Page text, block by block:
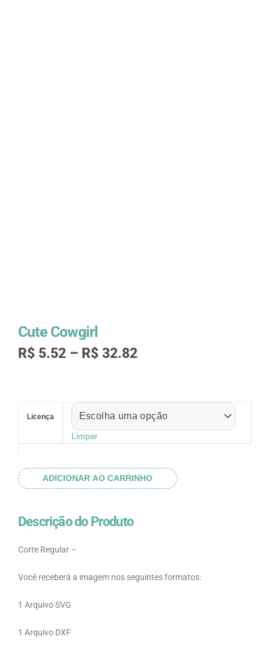
Cute Cowgirl
R$ 5.52 – R$ 32.82Faixa
através
R$ 32.82
Licença
Limpar
quantidade
ADICIONAR AO CARRINHO
Descrição do Produto
Corte Regular –
Você receberá a imagem nos seguintes formatos:
1 Arquivo SVG
1 Arquivo DXF